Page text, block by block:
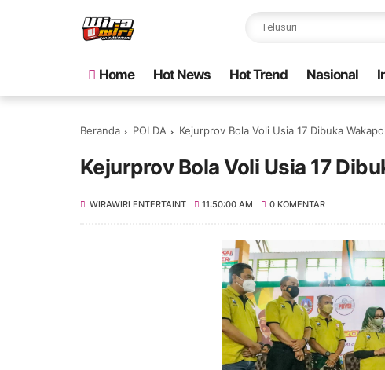
Home Hot News Hot Trend Nasional
Beranda POLDA Kejurprov Bola Voli Usia 17 Dibuka
Kejurprov Bola Voli Usia 17
WIRAWIRI ENTERTAINT 11:50:00 AM 0 KOMENTAR